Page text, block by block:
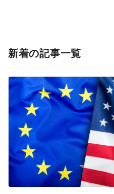
新着の記事一覧